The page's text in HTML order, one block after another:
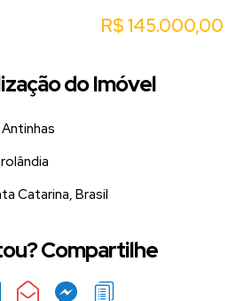
R$145.000,00
do Imóvel
Catarina, Brasil
Compartilhe